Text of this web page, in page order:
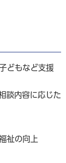
どもなど支援
談内容に応じた
祉の向上